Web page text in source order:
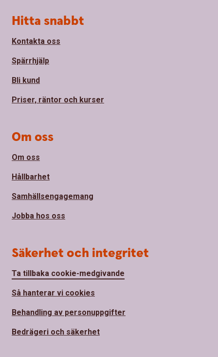
Sidfot
Hitta snabbt
Kontakta oss
Spärrhjälp
Bli kund
Priser, räntor och kurser
Om oss
Om oss
Hållbarhet
Samhällsengagemang
Jobba hos oss
Säkerhet och integritet
Ta tillbaka cookie-medgivande
Så hanterar vi cookies
Behandling av personuppgifter
Bedrägeri och säkerhet